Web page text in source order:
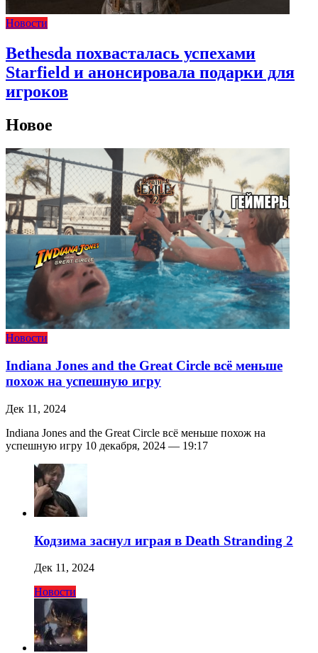
Новости
Bethesda похвасталась успехами
Starfield и анонсировала подарки для
игроков
Новое
Новости
Indiana Jones and the Great Circle всё меньше
похож на успешную игру
Дек 11, 2024
Indiana Jones and the Great Circle всё меньше похож на
успешную игру 10 декабря, 2024 — 19:17
Кодзима заснул играя в Death Stranding 2
Дек 11, 2024
Новости